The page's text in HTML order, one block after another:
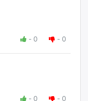
- 0 - 0
- 0 - 0